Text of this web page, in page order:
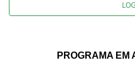
PROGRAMA